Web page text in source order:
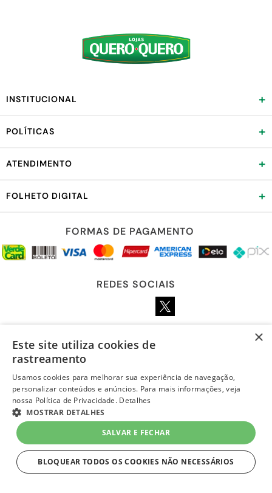
R$ 21,49 à vista
até 1x de R$ 21,49 sem juros
no Cartão Quero-Quero
+
-
1Unidade=R$ 21,49
INSTITUCIONAL +
POLÍTICAS +
ATENDIMENTO +
FOLHETO DIGITAL +
FORMAS DE PAGAMENTO
REDES SOCIAIS
LOJA SEGURA
×
Este site utiliza cookies de
rastreamento
Usamos cookies para melhorar sua experiência de navegação,
personalizar conteúdos e anúncios. Para mais informações, veja
nossa Política de Privacidade. Detalhes
MOSTRAR DETALHES
SALVAR E FECHAR
BLOQUEAR TODOS OS COOKIES NÃO NECESSÁRIOS